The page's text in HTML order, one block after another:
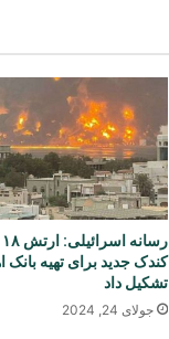
کندک جدید برای تهیه
تشکیل داد
جولای 24, 2024